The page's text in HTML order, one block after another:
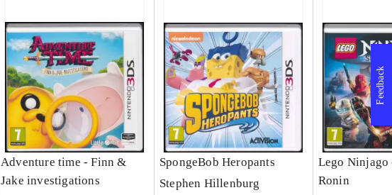
Adventure time - Finn &
Jake investigations
SpongeBob Heropants
Stephen Hillenburg
Lego Ninjago
Ronin
Feedback